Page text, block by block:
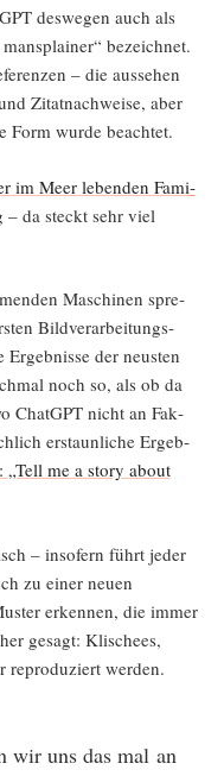
des­we­gen auch als
bezeich­net.
– die aus­se­hen
Zitat­nach­wei­se, aber
Form wur­de beachtet.
im Meer leben­den Fami­
– da steckt sehr viel
Maschi­nen spre­
Bild­ver­ar­bei­tungs­
der neus­ten
noch so, als ob da
ChatGPT nicht an Fak­
erstaun­li­che Ergeb­
„Tell me a sto­ry about
– inso­fern führt jeder
zu einer neu­en
erken­nen, die immer
gesagt: Kli­schees,
repro­du­ziert werden.
wir uns das mal an